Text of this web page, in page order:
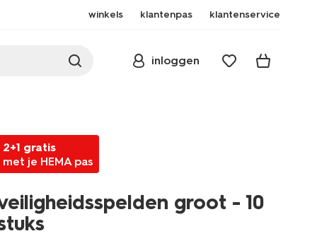
winkels klantenpas klantenservice
inloggen
2+1 gratis
met je HEMA pas
groot - 10